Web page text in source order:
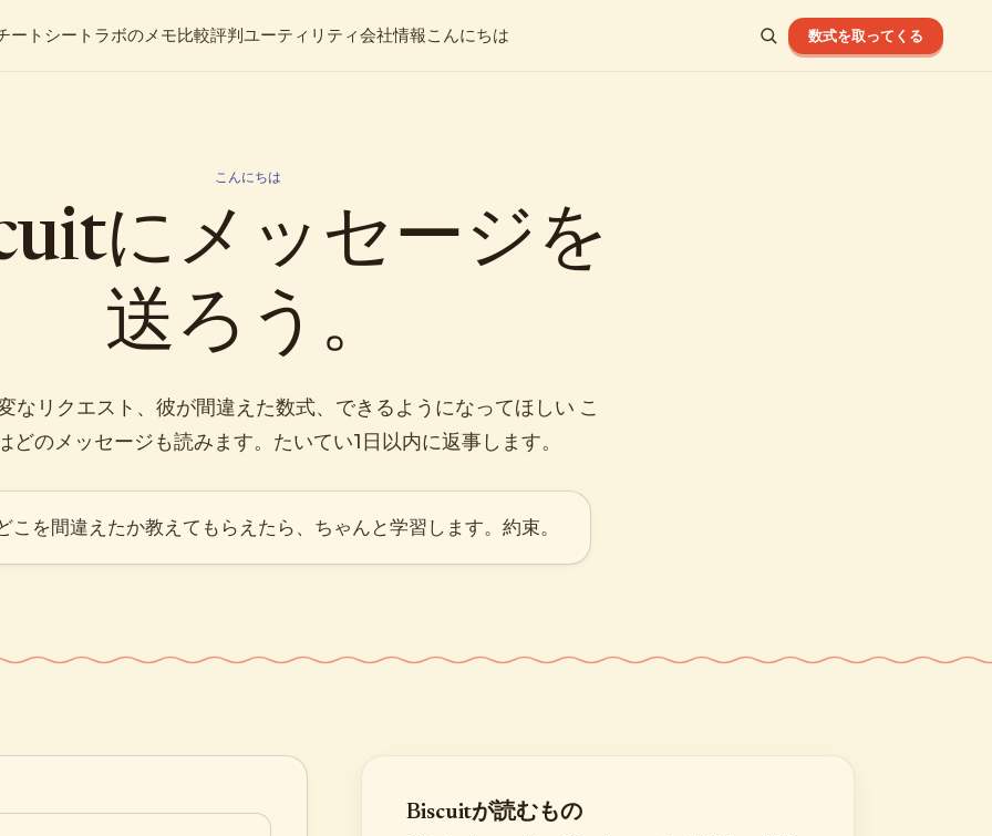
ートシート ラボのメモ比較評判ユーティリティ会社情報こんにちは 数式を取ってくる
こんにちは
にメッセージを
送ろう。
なリクエスト、彼が間違えた数式、できるようになってほしい こ
どのメッセージも読みます。たいてい1日以内に返事します。
こを間違えたか教えてもらえたら、ちゃんと学習します。約束。
Biscuitが読むもの